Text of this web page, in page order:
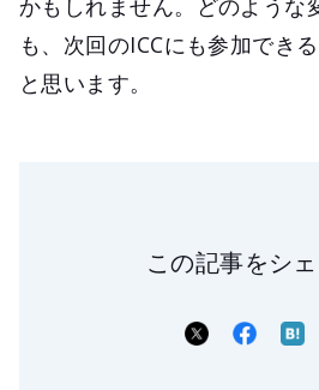
も、次回のICCにも参加でき
と思います。
この記事をシ